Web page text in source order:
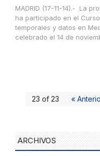
MADRID (17-11-14).- La
ha participado en el
temporales y datos en
celebrado el 14 de
23 of 23 «
ARCHIVOS